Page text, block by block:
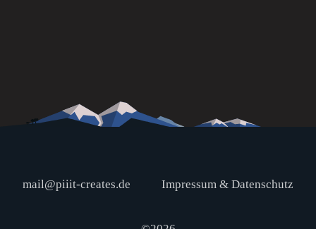
mail@piiit-creates.de Impressum & Datenschutz